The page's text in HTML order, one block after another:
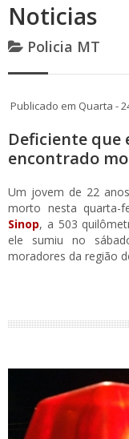
Noticias
Policia MT
Publicado em Quarta -
Deficiente que
encontrado
Um jovem de 22
morto nesta quarta-
Sinop, a 503
ele sumiu no
moradores da região